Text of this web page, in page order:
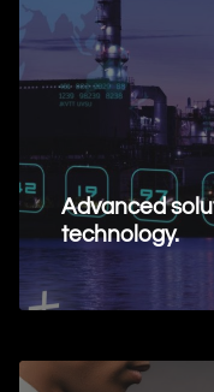
Advanced
technology.